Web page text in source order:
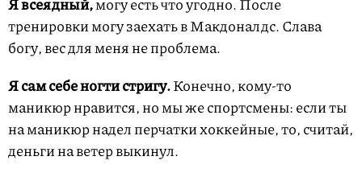
Я всеядный,могу есть что угодно. После
тренировки могу заехать в Макдоналдс. Слава
богу, вес для меня не проблема.
Я сам себе ногти стригу.Конечно, кому-то
маникюр нравится, но мы же спортсмены: если ты
на маникюр надел перчатки хоккейные, то, считай,
деньги на ветер выкинул.